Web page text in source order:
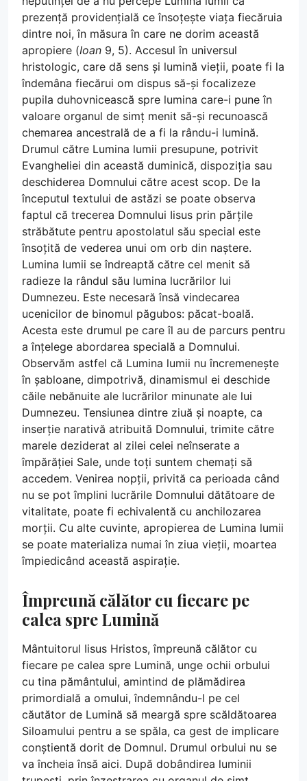
prezență providențială ce însoțește viața fiecăruia
dintre noi, în măsura în care ne dorim această
apropiere (Ioan 9, 5). Accesul în universul
hristologic, care dă sens și lumină vieții, poate fi la
îndemâna fiecărui om dispus să-și focalizeze
pupila duhovnicească spre lumina care-i pune în
valoare organul de simț menit să-și recunoască
chemarea ancestrală de a fi la rându-i lumină.
Drumul către Lumina lumii presupune, potrivit
Evangheliei din această duminică, dispoziția sau
deschiderea Domnului către acest scop. De la
începutul textului de astăzi se poate observa
faptul că trecerea Domnului Iisus prin părțile
străbătute pentru apostolatul său special este
însoțită de vederea unui om orb din naștere.
Lumina lumii se îndreaptă către cel menit să
radieze la rândul său lumina lucrărilor lui
Dumnezeu. Este necesară însă vindecarea
ucenicilor de binomul păgubos: păcat-boală.
Acesta este drumul pe care îl au de parcurs pentru
a înțelege abordarea specială a Domnului.
Observăm astfel că Lumina lumii nu încremenește
în șabloane, dimpotrivă, dinamismul ei deschide
căile nebănuite ale lucrărilor minunate ale lui
Dumnezeu. Tensiunea dintre ziuă și noapte, ca
inserție narativă atribuită Domnului, trimite către
marele deziderat al zilei celei neînserate a
împărăției Sale, unde toți suntem chemați să
accedem. Venirea nopții, privită ca perioada când
nu se pot împlini lucrările Domnului dătătoare de
vitalitate, poate fi echivalentă cu anchilozarea
morții. Cu alte cuvinte, apropierea de Lumina lumii
se poate materializa numai în ziua vieții, moartea
împiedicând această aspirație.
Împreună călător cu fiecare pe
calea spre Lumină
Mântuitorul Iisus Hristos, împreună călător cu
fiecare pe calea spre Lumină, unge ochii orbului
cu tina pământului, amintind de plămădirea
primordială a omului, îndemnându-l pe cel
căutător de Lumină să meargă spre scăldătoarea
Siloamului pentru a se spăla, ca gest de implicare
conștientă dorit de Domnul. Drumul orbului nu se
va încheia însă aici. După dobândirea luminii